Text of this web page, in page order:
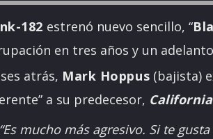
182 estrenó nuevo sencillo, “
en tres años y un
atrás, Mark Hoppus (bajista)
a su predecesor, California
“Es mucho más agresivo. Si te gusta